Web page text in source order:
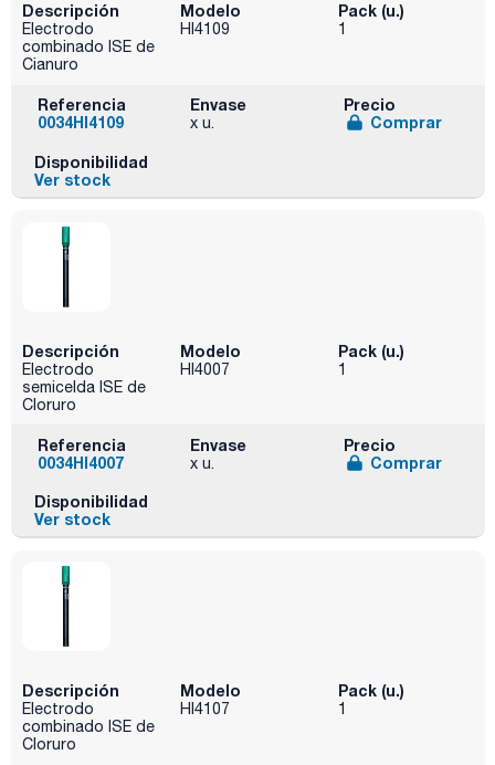
Descripción
Electrodo
combinado ISE de
Cianuro
Modelo
HI4109
Pack (u.)
1
Referencia
0034HI4109
Envase
x u.
Precio
Comprar
Disponibilidad
Ver stock
Descripción
Electrodo
semicelda ISE de
Cloruro
Modelo
HI4007
Pack (u.)
1
Referencia
0034HI4007
Envase
x u.
Precio
Comprar
Disponibilidad
Ver stock
Descripción
Electrodo
combinado ISE de
Cloruro
Modelo
HI4107
Pack (u.)
1